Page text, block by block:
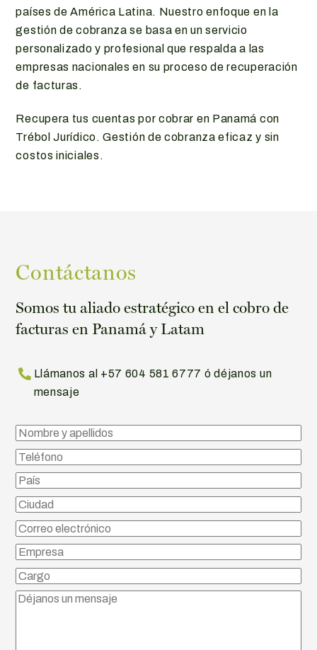
países de América Latina. Nuestro enfoque en la
gestión de cobranza se basa en un servicio
personalizado y profesional que respalda a las
empresas nacionales en su proceso de recuperación
de facturas.
Recupera tus cuentas por cobrar en Panamá con
Trébol Jurídico. Gestión de cobranza eficaz y sin
costos iniciales.
Contáctanos
Somos tu aliado estratégico en el cobro de
facturas en Panamá y Latam
Llámanos al +57 604 581 6777 ó déjanos un
mensaje